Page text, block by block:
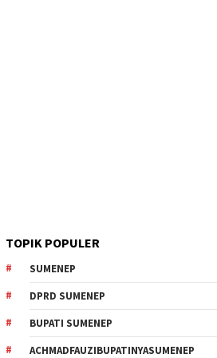
TOPIK POPULER
SUMENEP
DPRD SUMENEP
BUPATI SUMENEP
ACHMADFAUZIBUPATINYASUMENEP